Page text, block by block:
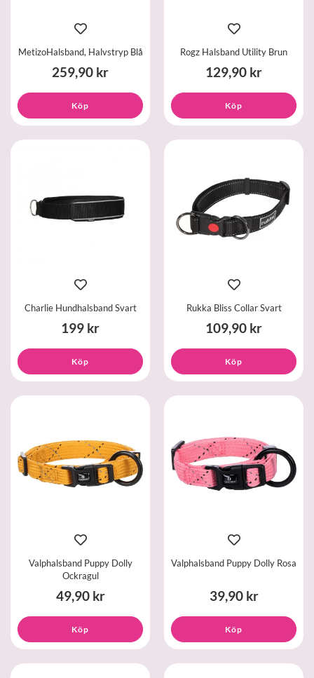
MetizoHalsband, Halvstryp Blå
259,90 kr
Köp
Rogz Halsband Utility Brun
129,90 kr
Köp
Charlie Hundhalsband Svart
199 kr
Köp
Rukka Bliss Collar Svart
109,90 kr
Köp
Valphalsband Puppy Dolly
Ockragul
49,90 kr
Köp
Valphalsband Puppy Dolly Rosa
39,90 kr
Köp